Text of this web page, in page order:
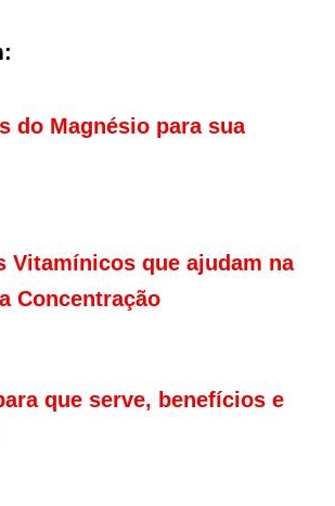
do Magnésio para sua
Vitamínicos que ajudam na
Concentração
que serve, benefícios e